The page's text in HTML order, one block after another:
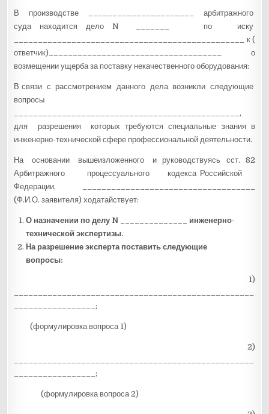
В производстве ______________________ арбитражного
суда находится дело N _______ по иску
________________________________________________ к (
ответчик)____________________________________ о
возмещении ущерба за поставку некачественного оборудования:
В связи с рассмотрением данного дела возникли следующие
вопросы
_______________________________________________,
для разрешения которых требуются специальные знания в
инженерно-технической сфере профессиональной деятельности.
На основании вышеизложенного и руководствуясь сст. 82
Арбитражного процессуального кодекса Российской
Федерации, ____________________________________
(Ф.И.О. заявителя) ходатайствует:
О назначении по делу N ______________ инженерно-
технической экспертизы.
На разрешение эксперта поставить следующие
вопросы:
1)
_________________;
(формулировка вопроса 1)
2)
_________________;
(формулировка вопроса 2)